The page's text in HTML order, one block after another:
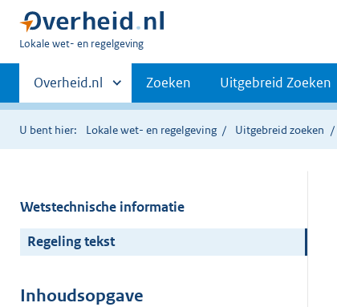
U
hier:
Lokale wet- en regelgeving
Primaire
navigatie
Andere
sites
binnen
Overheid.nl Zoeken Uitgebreid Zoeken
U bent hier: Lokale wet- en regelgeving Uitgebreid zoeken
Wetstechnische informatie
Regeling tekst
Inhoudsopgave